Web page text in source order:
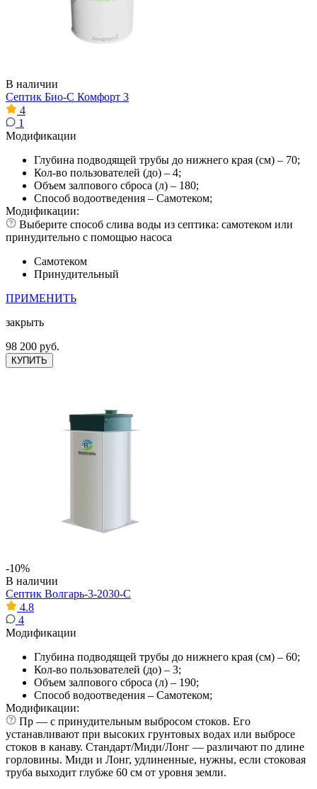
В наличии
Септик Био-С Комфорт 3
4
1
Модификации
Глубина подводящей трубы до нижнего края (см) – 70;
Кол-во пользователей (до) – 4;
Объем залпового сброса (л) – 180;
Способ водоотведения – Самотеком;
Модификации:
Выберите способ слива воды из септика: самотеком или
принудительно с помощью насоса
Самотеком
Принудительный
ПРИМЕНИТЬ
закрыть
98 200 руб.
КУПИТЬ
-10%
В наличии
Септик Волгарь-3-2030-С
4.8
4
Модификации
Глубина подводящей трубы до нижнего края (см) – 60;
Кол-во пользователей (до) – 3;
Объем залпового сброса (л) – 190;
Способ водоотведения – Самотеком;
Модификации:
Пр — с принудительным выбросом стоков. Его
устанавливают при высоких грунтовых водах или выбросе
стоков в канаву. Стандарт/Миди/Лонг — различают по длине
горловины. Миди и Лонг, удлиненные, нужны, если стоковая
труба выходит глубже 60 см от уровня земли.